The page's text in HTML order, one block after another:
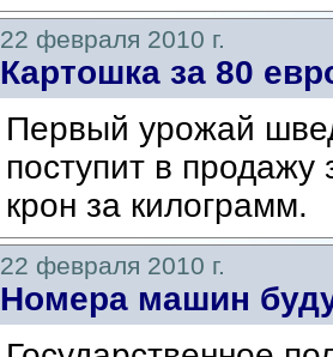
22 февраля 2010 г.
Картошка за 80
Первый урожай
поступит в
крон за килограмм.
22 февраля 2010 г.
Номера машин